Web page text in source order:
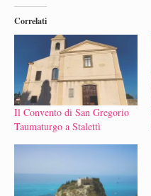
Correlati
Il Convento di San Gregorio
Taumaturgo a Stalettì